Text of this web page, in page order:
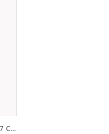
Wielkość Karabińczyka DUŻY 7 CM